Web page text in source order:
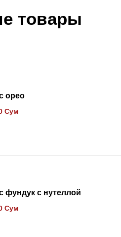
товары
орео
Сум
фундук с нутеллой
Сум